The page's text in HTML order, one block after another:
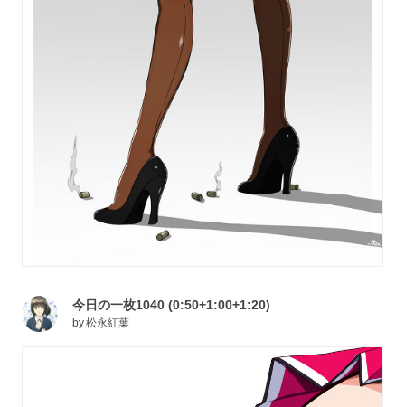
今日の一枚1040 (0:50+1:00+1:20)
by松永紅葉